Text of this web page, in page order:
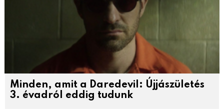
Minden, amit a Daredevil: Újjászületés
3. évadról eddig tudunk